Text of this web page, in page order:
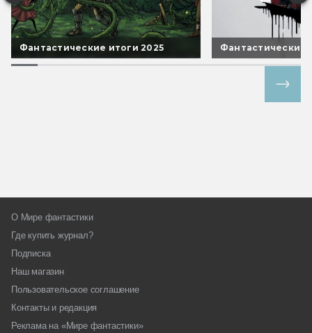
Фантастические итоги 2025 Фантастические
О Мире фантастики
Где купить журнал?
Подписка
Наш магазин
Пользовательское соглашение
Контакты и редакция
Реклама на «Мире фантастики»